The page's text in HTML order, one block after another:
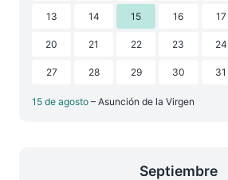
13 14 15 16 17
20 21 22 23 24
27 28 29 30 31
15 de agosto – Asunción de la Virgen
Septiembre